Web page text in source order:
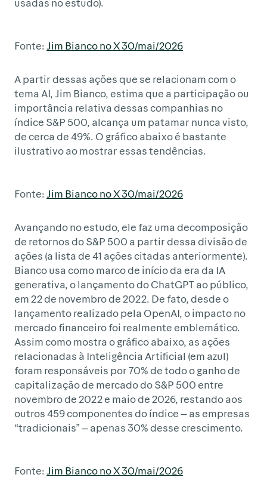
Fonte:Jim Bianco no X 30/mai/2026
A partir dessas ações que se relacionam com o
tema AI, Jim Bianco, estima que a participação ou
importância relativa dessas companhias no
índice S&P 500, alcança um patamar nunca visto,
de cerca de 49%. O gráfico abaixo é bastante
ilustrativo ao mostrar essas tendências.
Fonte:Jim Bianco no X 30/mai/2026
Avançando no estudo, ele faz uma decomposição
de retornos do S&P 500 a partir dessa divisão de
ações (a lista de 41 ações citadas anteriormente).
Bianco usa como marco de início da era da IA
generativa, o lançamento do ChatGPT ao público,
em 22 de novembro de 2022. De fato, desde o
lançamento realizado pela OpenAI, o impacto no
mercado financeiro foi realmente emblemático.
Assim como mostra o gráfico abaixo, as ações
relacionadas à Inteligência Artificial (em azul)
foram responsáveis por 70% de todo o ganho de
capitalização de mercado do S&P 500 entre
novembro de 2022 e maio de 2026, restando aos
outros 459 componentes do índice — as empresas
“tradicionais” — apenas 30% desse crescimento.
Fonte:Jim Bianco no X 30/mai/2026